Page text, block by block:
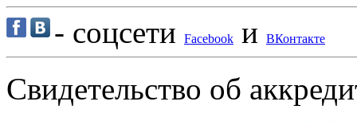
- соцсети
Facebook и ВКонтакте
Свидетельство об